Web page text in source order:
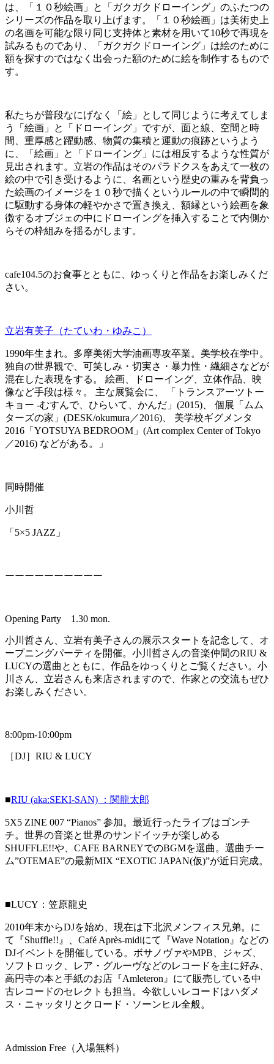
は、「１０秒絵画」と「ガクガクドローイング」のふたつの
シリーズの作品を取り上げます。「１０秒絵画」は美術史上
の名画を可能な限り同じ支持体と素材を用いて10秒で再現を
試みるものであり、「ガクガクドローイング」は絵のために
額を探すのではなく出会った額のために絵を制作するもので
す。
私たちが普段なにげなく「絵」として同じように考えてしま
う「絵画」と「ドローイング」ですが、面と線、空間と時
間、重厚感と躍動感、物質の集積と運動の痕跡というよう
に、「絵画」と「ドローイング」には相反するような性質が
見出されます。立岩の作品はそのパラドクスをあえて一枚の
絵の中で引き受けるように、名画という歴史の重みを背負っ
た絵画のイメージを１０秒で描くというルールの中で瞬間的
に駆動する身体の軽やかさで置き換え、額縁という絵画を象
徴するオブジェの中にドローイングを挿入することで内側か
らその枠組みを揺るがします。
cafe104.5のお食事とともに、ゆっくりと作品をお楽しみくだ
さい。
立岩有美子（たていわ・ゆみこ）
1990年生まれ。多摩美術大学油画専攻卒業。美学校在学中。
独自の世界観で、可笑しみ・切実さ・暴力性・繊細さなどが
混在した表現をする。 絵画、ドローイング、立体作品、映
像など手段は様々。 主な展覧会に、 「トランスアーツトー
キョー ‐むすんで、ひらいて、かんだ」(2015)、 個展「ムム
ターズの家」(DESK/okumura／2016)、 美学校ギグメンタ
2016「YOTSUYA BEDROOM」(Art complex Center of Tokyo
／2016) などがある。」
同時開催
小川哲
「5×5 JAZZ」
ーーーーーーーーーー
Opening Party 1.30 mon.
小川哲さん、立岩有美子さんの展示スタートを記念して、オ
ープニングパーティを開催。小川哲さんの音楽仲間のRIU &
LUCYの選曲とともに、作品をゆっくりとご覧ください。小
川さん、立岩さんも来店されますので、作家との交流もぜひ
お楽しみください。
8:00pm-10:00pm
［DJ］RIU & LUCY
■RIU (aka:SEKI-SAN) ：関龍太郎
5X5 ZINE 007 “Pianos” 参加。最近行ったライブはゴンチ
チ。世界の音楽と世界のサンドイッチが楽しめる
SHUFFLE!!や、CAFE BARNEYでのBGMを選曲。選曲チー
ム”OTEMAE”の最新MIX “EXOTIC JAPAN(仮)”が近日完成。
■LUCY：笠原龍史
2010年末からDJを始め、現在は下北沢メンフィス兄弟。に
て『Shuffle!!』、Café Après-midiにて『Wave Notation』などの
DJイベントを開催している。ボサノヴァやMPB、ジャズ、
ソフトロック、レア・グルーヴなどのレコードを主に好み、
高円寺の本と手紙のお店『Amleteron』にて販売している中
古レコードのセレクトも担当。今欲しいレコードはハダメ
ス・ニャッタリとクロード・ソーンヒル全般。
Admission Free（入場無料）